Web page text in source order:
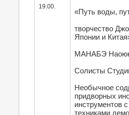
19.00.
«Путь воды,
творчество
Японии и
МАНАБЭ
Солисты
Необычное
придворных
инструментов
техниками